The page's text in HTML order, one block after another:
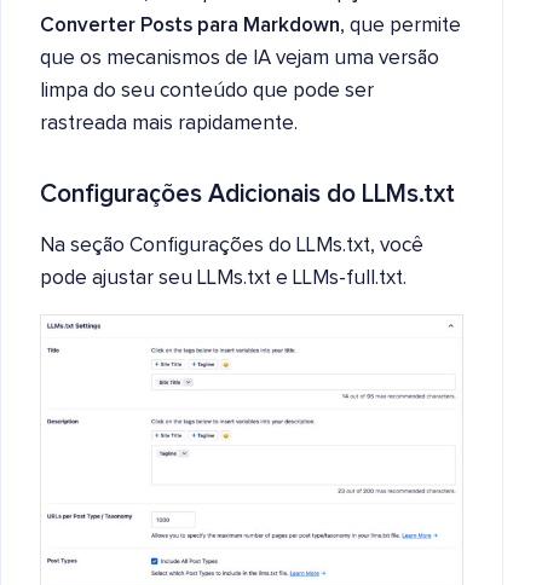
Converter Posts para Markdown, que permite
que os mecanismos de IA vejam uma versão
limpa do seu conteúdo que pode ser
rastreada mais rapidamente.
Configurações Adicionais do LLMs.txt
Na seção Configurações do LLMs.txt, você
pode ajustar seu LLMs.txt e LLMs-full.txt.